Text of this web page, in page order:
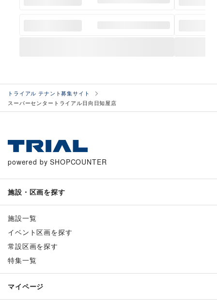
トライアル テナント募集サイト
スーパーセンタートライアル日向日知屋店
powered by SHOPCOUNTER
施設・区画を探す
施設一覧
イベント区画を探す
常設区画を探す
特集一覧
マイページ